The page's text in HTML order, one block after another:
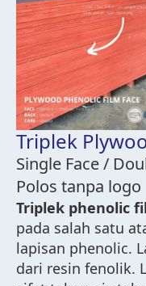
Triplek
Single Face /
Polos tanpa logo
Triplek phenolic
pada salah satu
lapisan phenolic.
dari resin fenolik.